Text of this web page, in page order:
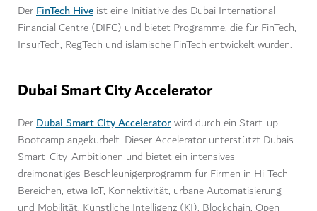
DerFinTech Hive ist eine Initiative des Dubai International
Financial Centre (DIFC) und bietet Programme, die für FinTech,
InsurTech, RegTech und islamische FinTech entwickelt wurden.
Dubai Smart City Accelerator
DerDubai Smart City Acceleratorwird durch ein Start-up-
Bootcamp angekurbelt. Dieser Accelerator unterstützt Dubais
Smart-City-Ambitionen und bietet ein intensives
dreimonatiges Beschleunigerprogramm für Firmen in Hi-Tech-
Bereichen, etwa IoT, Konnektivität, urbane Automatisierung